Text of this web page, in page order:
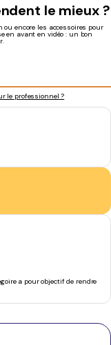
le mieux ?
encore les accessoires pour
en avant en vidéo : un bon
le professionnel ?
a pour objectif de rendre